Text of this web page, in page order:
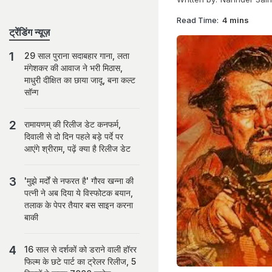
Read Time: 4 mins
ट्रेंडिंग न्यूज़
29 साल पुराना सदाबहार गाना, लता
मंगेशकर की आवाज ने भरी मिठास,
माधुरी दीक्षित का छाया जादू, बना कल्ट
सॉन्ग
रामायणम् की रिलीज डेट कनफर्म,
दिवाली से दो दिन पहले बड़े पर्दे पर
आएंगे श्रीराम, पढ़ें क्या है रिलीज डेट
'मुझे मर्दों से नफरत है' गौरव खन्ना की
पत्नी ने अब दिया ये विस्फोटक बयान,
तलाक के पेपर तैयार बस साइन करना
बाकी
16 साल से दर्शकों को डराने वाली हॉरर
फिल्म के छटे पार्ट का ट्रेलर रिलीज, 5